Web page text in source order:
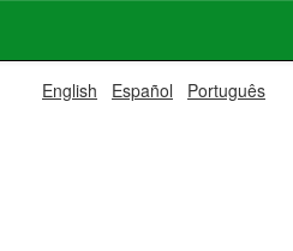
English Español Português